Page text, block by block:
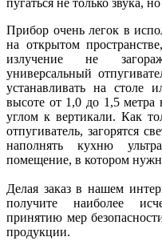
Прибор очень легок в
на открытом
излучение не
универсальный
устанавливать на столе
высоте от 1,0 до 1,5
углом к вертикали. Как
отпугиватель, загорятся
наполнять кухню
помещение, в котором
Делая заказ в нашем
получите наиболее
принятию мер
продукции.